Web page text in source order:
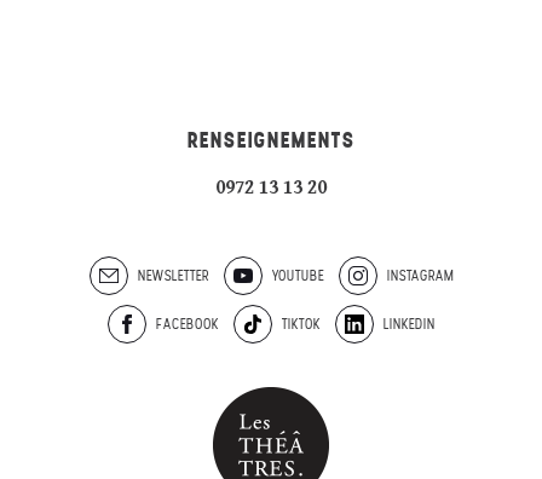
RENSEIGNEMENTS
0972 13 13 20
NEWSLETTER YOUTUBE INSTAGRAM
FACEBOOK TIKTOK LINKEDIN